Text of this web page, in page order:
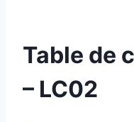
Table de
– LC02